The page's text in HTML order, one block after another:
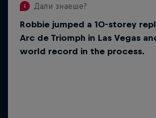
Дали знаеше?
Robbie jumped a 10-storey
Arc de Triomph in Las Vegas
world record in the process.
Дали знаеше?
He was a stunt double for Vin
the film xXx: Return of Xander